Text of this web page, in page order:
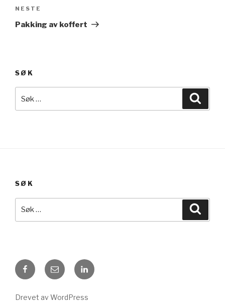
Neste
innlegg
NESTE
Pakking av koffert
SØK
SØK
Guri
på
E-
post
LinkedIn
Drevet av WordPress